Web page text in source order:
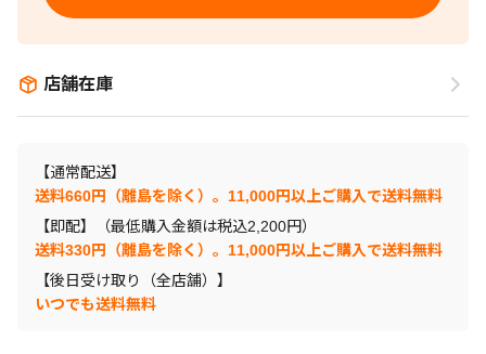
店舗在庫
【通常配送】
送料660円（離島を除く）。11,000円以上ご購入で送料無料
【即配】（最低購入金額は税込2,200円）
送料330円（離島を除く）。11,000円以上ご購入で送料無料
【後日受け取り（全店舗）】
いつでも送料無料